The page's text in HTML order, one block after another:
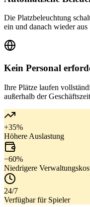
Die Platzbeleuchtung
ein und danach wieder aus
Kein Personal
Ihre Plätze laufen
außerhalb der
+35%
Höhere Auslastung
−60%
Niedrigere
24/7
Verfügbar für Spieler